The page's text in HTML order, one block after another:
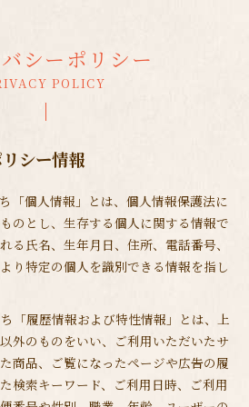
シーポリシー
POLICY
シー情報
「個人情報」とは、個人情報保護法に
のとし、生存する個人に関する情報で
る氏名、生年月日、住所、電話番号、
り特定の個人を識別できる情報を指し
「履歴情報および特性情報」とは、上
外のものをいい、ご利用いただいたサ
商品、ご覧になったページや広告の履
検索キーワード、ご利用日時、ご利用